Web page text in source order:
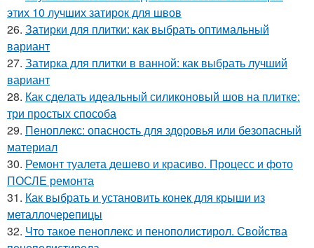
этих 10 лучших затирок для швов
26. Затирки для плитки: как выбрать оптимальный
вариант
27. Затирка для плитки в ванной: как выбрать лучший
вариант
28. Как сделать идеальный силиконовый шов на плитке:
три простых способа
29. Пеноплекс: опасность для здоровья или безопасный
материал
30. Ремонт туалета дешево и красиво. Процесс и фото
ПОСЛЕ ремонта
31. Как выбрать и установить конек для крыши из
металлочерепицы
32. Что такое пеноплекс и пенополистирол. Свойства